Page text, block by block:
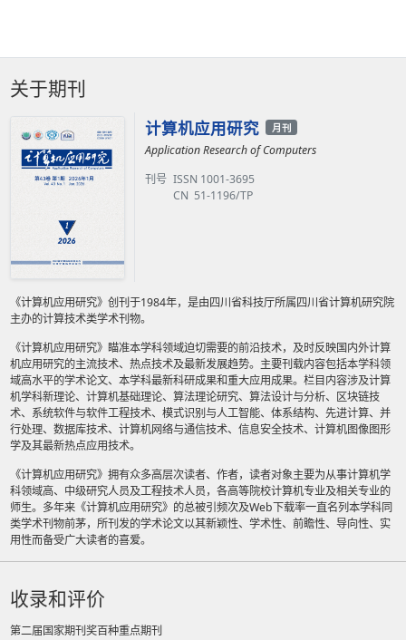
关于期刊
计算机应用研究 月刊
Application Research of Computers
刊号 ISSN 1001-3695
CN 51-1196/TP
《计算机应用研究》创刊于1984年，是由四川省科技厅所属四川省计算机研究院
主办的计算技术类学术刊物。
《计算机应用研究》瞄准本学科领域迫切需要的前沿技术，及时反映国内外计算
机应用研究的主流技术、热点技术及最新发展趋势。主要刊载内容包括本学科领
域高水平的学术论文、本学科最新科研成果和重大应用成果。栏目内容涉及计算
机学科新理论、计算机基础理论、算法理论研究、算法设计与分析、区块链技
术、系统软件与软件工程技术、模式识别与人工智能、体系结构、先进计算、并
行处理、数据库技术、计算机网络与通信技术、信息安全技术、计算机图像图形
学及其最新热点应用技术。
《计算机应用研究》拥有众多高层次读者、作者，读者对象主要为从事计算机学
科领域高、中级研究人员及工程技术人员，各高等院校计算机专业及相关专业的
师生。多年来《计算机应用研究》的总被引频次及Web下载率一直名列本学科同
类学术刊物前茅，所刊发的学术论文以其新颖性、学术性、前瞻性、导向性、实
用性而备受广大读者的喜爱。
收录和评价
第二届国家期刊奖百种重点期刊